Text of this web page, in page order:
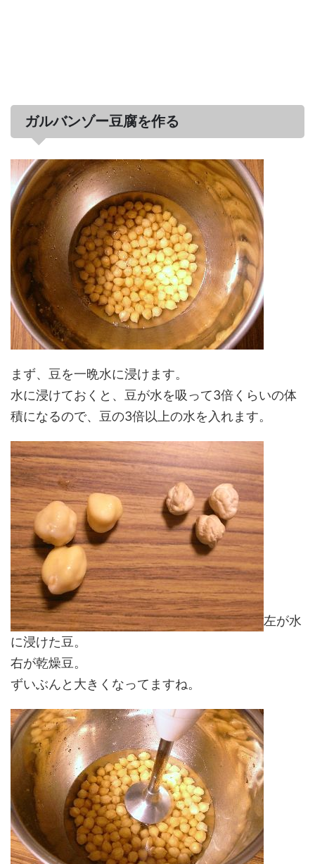
ガルバンゾー豆腐を作る
まず、豆を一晩水に浸けます。
水に浸けておくと、豆が水を吸って3倍くらいの体
積になるので、豆の3倍以上の水を入れます。
左が水
に浸けた豆。
右が乾燥豆。
ずいぶんと大きくなってますね。